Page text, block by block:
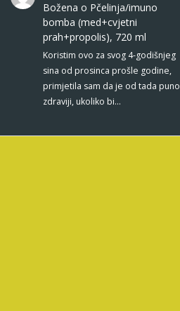
Božena o Pčelinja/imuno
bomba (med+cvjetni
prah+propolis), 720 ml
Koristim ovo za svog 4-godišnjeg
sina od prosinca prošle godine,
primjetila sam da je od tada puno
zdraviji, ukoliko bi…